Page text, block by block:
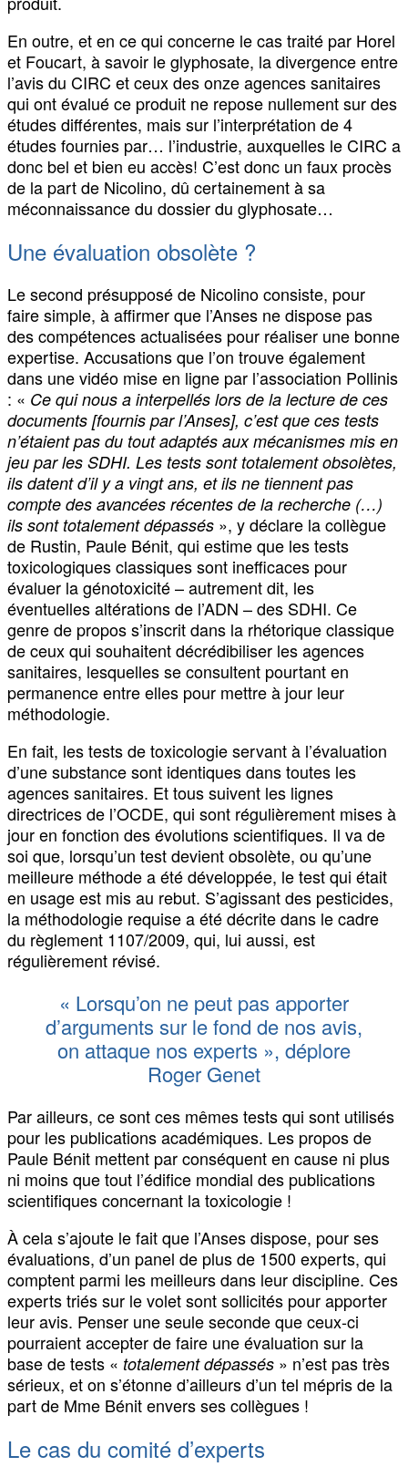
En outre, et en ce qui concerne le cas traité par Horel
et Foucart, à savoir le glyphosate, la divergence entre
l’avis du CIRC et ceux des onze agences sanitaires
qui ont évalué ce produit ne repose nullement sur des
études différentes, mais sur l’interprétation de 4
études fournies par… l’industrie, auxquelles le CIRC a
donc bel et bien eu accès! C’est donc un faux procès
de la part de Nicolino, dû certainement à sa
méconnaissance du dossier du glyphosate…
Une évaluation obsolète ?
Le second présupposé de Nicolino consiste, pour
faire simple, à affirmer que l’Anses ne dispose pas
des compétences actualisées pour réaliser une bonne
expertise. Accusations que l’on trouve également
dans une vidéo mise en ligne par l’association Pollinis
: « Ce qui nous a interpellés lors de la lecture de ces
documents [fournis par l’Anses], c’est que ces tests
n’étaient pas du tout adaptés aux mécanismes mis en
jeu par les SDHI. Les tests sont totalement obsolètes,
ils datent d’il y a vingt ans, et ils ne tiennent pas
compte des avancées récentes de la recherche (…)
ils sont totalement dépassés », y déclare la collègue
de Rustin, Paule Bénit, qui estime que les tests
toxicologiques classiques sont inefficaces pour
évaluer la génotoxicité – autrement dit, les
éventuelles altérations de l’ADN – des SDHI. Ce
genre de propos s’inscrit dans la rhétorique classique
de ceux qui souhaitent décrédibiliser les agences
sanitaires, lesquelles se consultent pourtant en
permanence entre elles pour mettre à jour leur
méthodologie.
En fait, les tests de toxicologie servant à l’évaluation
d’une substance sont identiques dans toutes les
agences sanitaires. Et tous suivent les lignes
directrices de l’OCDE, qui sont régulièrement mises à
jour en fonction des évolutions scientifiques. Il va de
soi que, lorsqu’un test devient obsolète, ou qu’une
meilleure méthode a été développée, le test qui était
en usage est mis au rebut. S’agissant des pesticides,
la méthodologie requise a été décrite dans le cadre
du règlement 1107/2009, qui, lui aussi, est
régulièrement révisé.
« Lorsqu’on ne peut pas apporter
d’arguments sur le fond de nos avis,
on attaque nos experts », déplore
Roger Genet
Par ailleurs, ce sont ces mêmes tests qui sont utilisés
pour les publications académiques. Les propos de
Paule Bénit mettent par conséquent en cause ni plus
ni moins que tout l’édifice mondial des publications
scientifiques concernant la toxicologie !
À cela s’ajoute le fait que l’Anses dispose, pour ses
évaluations, d’un panel de plus de 1500 experts, qui
comptent parmi les meilleurs dans leur discipline. Ces
experts triés sur le volet sont sollicités pour apporter
leur avis. Penser une seule seconde que ceux-ci
pourraient accepter de faire une évaluation sur la
base de tests « totalement dépassés » n’est pas très
sérieux, et on s’étonne d’ailleurs d’un tel mépris de la
part de Mme Bénit envers ses collègues !
Le cas du comité d’experts